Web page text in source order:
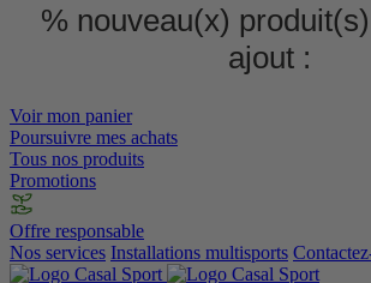
% nouveau(x)
ajout :
Voir mon panier
Poursuivre mes achats
Tous nos produits
Promotions
Offre responsable
Nos services Installations multisports